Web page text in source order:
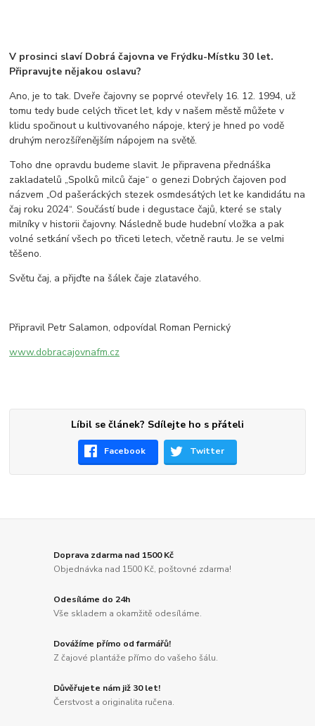
V prosinci slaví Dobrá čajovna ve Frýdku-Místku 30 let.
Připravujte nějakou oslavu?
Ano, je to tak. Dveře čajovny se poprvé otevřely 16. 12. 1994, už
tomu tedy bude celých třicet let, kdy v našem městě můžete v
klidu spočinout u kultivovaného nápoje, který je hned po vodě
druhým nerozšířenějším nápojem na světě.
Toho dne opravdu budeme slavit. Je připravena přednáška
zakladatelů „Spolků milců čaje“ o genezi Dobrých čajoven pod
názvem „Od pašeráckých stezek osmdesátých let ke kandidátu na
čaj roku 2024“. Součástí bude i degustace čajů, které se staly
milníky v historii čajovny. Následně bude hudební vložka a pak
volné setkání všech po třiceti letech, včetně rautu. Je se velmi
těšeno.
Světu čaj, a přijďte na šálek čaje zlatavého.
Připravil Petr Salamon, odpovídal Roman Pernický
www.dobracajovnafm.cz
Líbil se článek? Sdílejte ho s přáteli
Facebook Twitter
Doprava zdarma nad 1500 Kč
Objednávka nad 1500 Kč, poštovné zdarma!
Odesíláme do 24h
Vše skladem a okamžitě odesíláme.
Dovážíme přímo od farmářů!
Z čajové plantáže přímo do vašeho šálu.
Důvěřujete nám již 30 let!
Čerstvost a originalita ručena.